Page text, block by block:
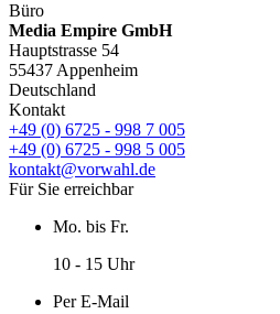
Büro
Media Empire GmbH
Hauptstrasse 54
55437 Appenheim
Deutschland
Kontakt
+49 (0) 6725 - 998 7 005
+49 (0) 6725 - 998 5 005
kontakt@vorwahl.de
Für Sie erreichbar
Mo. bis Fr.
10 - 15 Uhr
Per E-Mail